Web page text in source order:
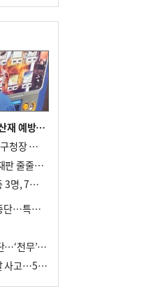
정에 막
노동자 살인 폭염과 사투…회사는 산재 예방·전기료 절감 전력
강서구 기간제노동자 사망, 전임 부구청장 檢 송치
중대재해법 위헌제청 파장…관련 재판 줄줄이 브레이크
한화에어로 폭발사고 희생자 5명 중 3명, 7일 영면
한화에어로스페이스, 4·5일 공정중단…특별 안전점검
한화에어로 대전공장 생산 일부중단…‘천무’ 수출 비상
한화에어로스페이스 대전공장 폭발 사고…5명 사망·2명 부상(종합)